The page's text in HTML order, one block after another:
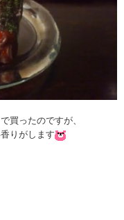
買ったのですが、
りがします